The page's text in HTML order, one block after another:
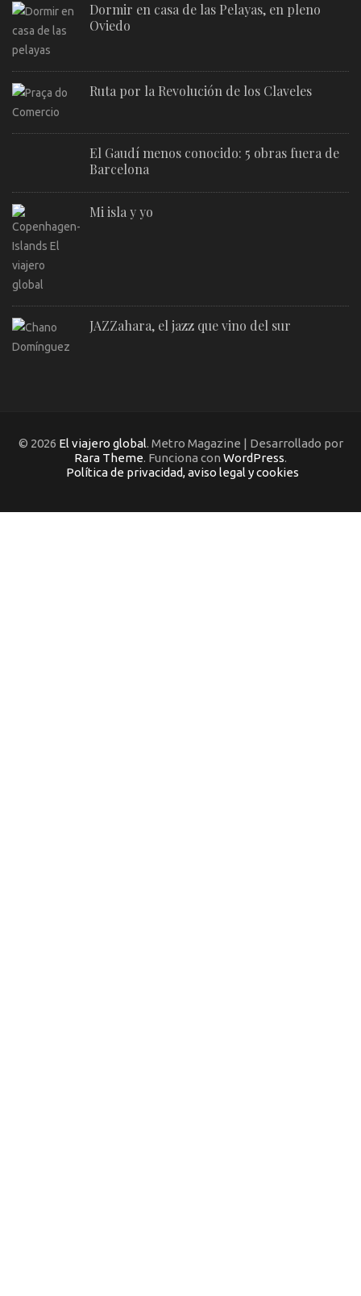
Dormir en casa de las Pelayas, en pleno
Oviedo
Ruta por la Revolución de los Claveles
El Gaudí menos conocido: 5 obras fuera de
Barcelona
Mi isla y yo
JAZZahara, el jazz que vino del sur
© 2026 El viajero global. Metro Magazine | Desarrollado por
Rara Theme. Funciona con WordPress.
Política de privacidad, aviso legal y cookies